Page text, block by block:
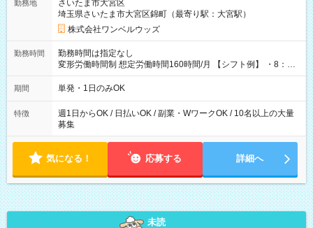
勤務地
さいたま市大宮区
埼玉県さいたま市大宮区錦町（最寄り駅：大宮駅）
株式会社ワンベルウッズ
勤務時間
勤務時間は指定なし
変形労働時間制 想定労働時間160時間/月 【シフト例】 ・8：00
～21：00
期間 単発・1日のみOK
特徴
週1日からOK / 日払いOK / 副業・WワークOK / 10名以上の大量
募集
気になる！ 応募する 詳細へ
未読